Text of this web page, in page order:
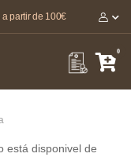
partir de 100€
0
está disponivel de